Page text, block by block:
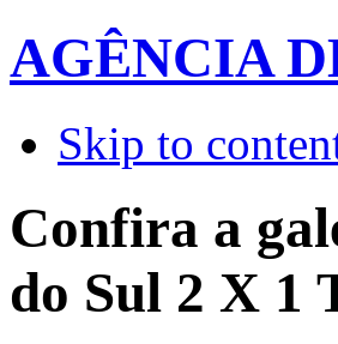
AGÊNCIA
Skip to
Confira a
do Sul 2 X 1